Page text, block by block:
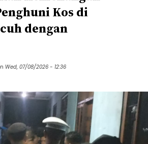
Kos di
dengan
Wed, 07/08/2026 - 12:36